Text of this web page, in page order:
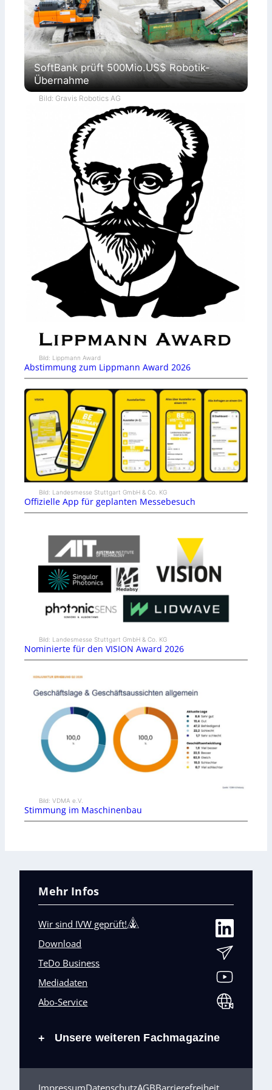
SoftBank prüft 500Mio.US$ Robotik-
Übernahme
Bild: Gravis Robotics AG
Bild: Lippmann Award
Abstimmung zum Lippmann Award 2026
Bild: Landesmesse Stuttgart GmbH & Co. KG
Offizielle App für geplanten Messebesuch
Bild: Landesmesse Stuttgart GmbH & Co. KG
Nominierte für den VISION Award 2026
Bild: VDMA e.V.
Stimmung im Maschinenbau
Mehr Infos
Wir sind IVW geprüft!
Download
TeDo Business
Mediadaten
Abo-Service
+ Unsere weiteren Fachmagazine
ImpressumDatenschutzAGBBarrierefreiheit